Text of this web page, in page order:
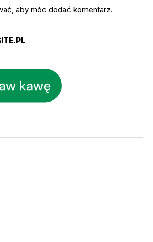
, aby móc dodać komentarz.